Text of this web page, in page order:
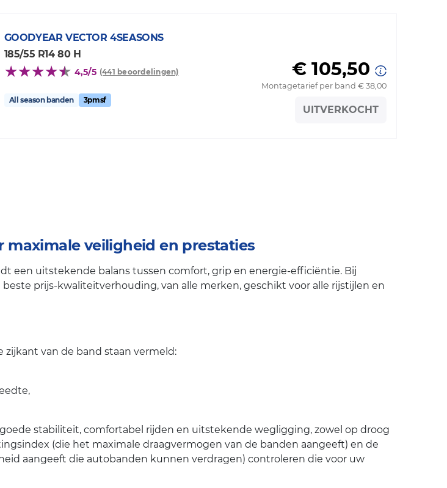
GOODYEAR VECTOR 4SEASONS
185/55 R14 80 H
4,5/5 (441 beoordelingen)
All season banden 3pmsf
€ 105,50
Montagetarief per band € 38,00
UITVERKOCHT
maximale veiligheid en prestaties
een uitstekende balans tussen comfort, grip en energie-efficiëntie. Bij
prijs-kwaliteitverhouding, van alle merken, geschikt voor alle rijstijlen en
zijkant van de band staan vermeld:
stabiliteit, comfortabel rijden en uitstekende wegligging, zowel op droog
(die het maximale draagvermogen van de banden aangeeft) en de
aangeeft die autobanden kunnen verdragen) controleren die voor uw